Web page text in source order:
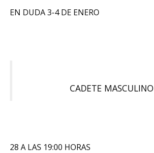
EN DUDA 3-4 DE ENERO
CADETE MASCULINO
28 A LAS 19:00 HORAS